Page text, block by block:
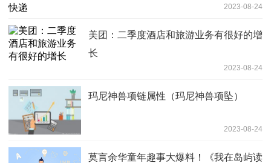
2023-08-24
美团：二季度酒店和旅游业务有很好的增
长
2023-08-24
玛尼神兽项链属性（玛尼神兽项坠）
2023-08-24
莫言余华童年趣事大爆料！《我在岛屿读